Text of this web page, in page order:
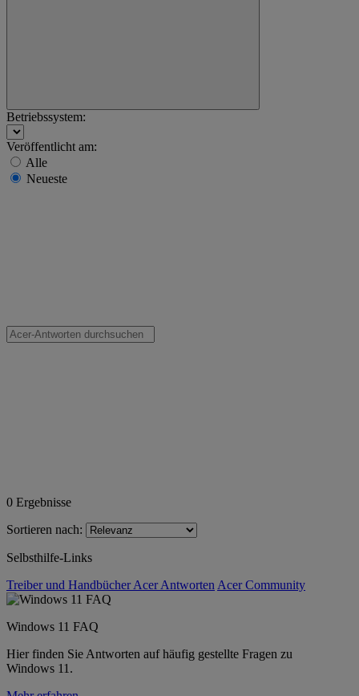
Betriebssystem:
Veröffentlicht am:
Alle
Neueste
0 Ergebnisse
Sortieren nach:
Selbsthilfe-Links
Treiber und HandbücherAcer Antworten Acer Community
Windows 11 FAQ
Hier finden Sie Antworten auf häufig gestellte Fragen zu
Windows 11.